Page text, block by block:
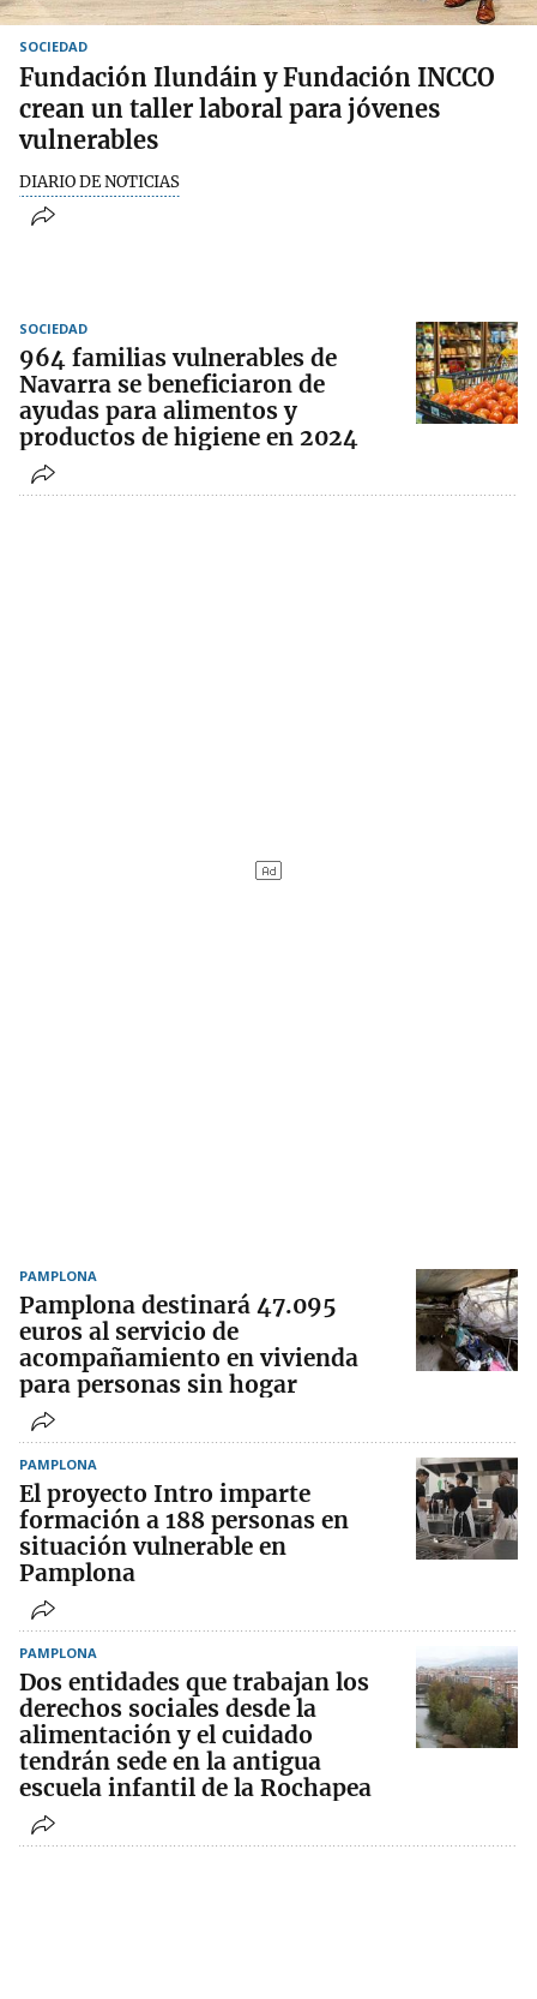
SOCIEDAD
Fundación Ilundáin y Fundación INCCO
crean un taller laboral para jóvenes
vulnerables
DIARIO DE NOTICIAS
SOCIEDAD
964 familias vulnerables de
Navarra se beneficiaron de
ayudas para alimentos y
productos de higiene en 2024
PAMPLONA
Pamplona destinará 47.095
euros al servicio de
acompañamiento en vivienda
para personas sin hogar
PAMPLONA
El proyecto Intro imparte
formación a 188 personas en
situación vulnerable en
Pamplona
PAMPLONA
Dos entidades que trabajan los
derechos sociales desde la
alimentación y el cuidado
tendrán sede en la antigua
escuela infantil de la Rochapea